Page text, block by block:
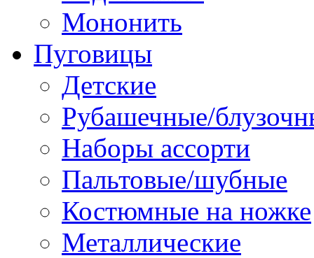
Мононить
Пуговицы
Детские
Рубашечные/
Наборы ассорти
Пальтовые/шубные
Костюмные на ножке
Металлические